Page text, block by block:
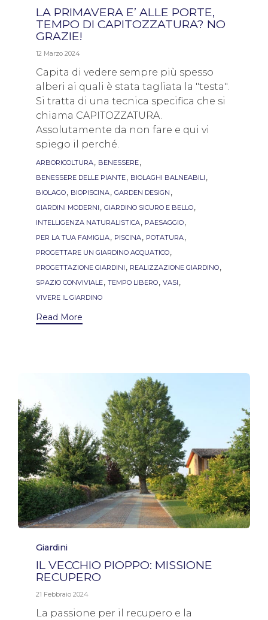
LA PRIMAVERA E’ ALLE PORTE,
TEMPO DI CAPITOZZATURA? NO
GRAZIE!
12 Marzo 2024
Capita di vedere sempre più spesso
alberi ai quali è stata tagliata la "testa".
Si tratta di una tecnica specifica che si
chiama CAPITOZZATURA.
Assolutamente da non fare e qui vi
spiego il perché.
Tags
ARBORICOLTURA, BENESSERE,
BENESSERE DELLE PIANTE, BIOLAGHI BALNEABILI ,
BIOLAGO, BIOPISCINA, GARDEN DESIGN ,
GIARDINI MODERNI , GIARDINO SICURO E BELLO,
INTELLIGENZA NATURALISTICA, PAESAGGIO,
PER LA TUA FAMIGLIA, PISCINA, POTATURA,
PROGETTARE UN GIARDINO ACQUATICO,
PROGETTAZIONE GIARDINI , REALIZZAZIONE GIARDINO,
SPAZIO CONVIVIALE, TEMPO LIBERO, VASI ,
VIVERE IL GIARDINO
Read More
Category
Giardini
IL VECCHIO PIOPPO: MISSIONE
RECUPERO
21 Febbraio 2024
La passione per il recupero e la